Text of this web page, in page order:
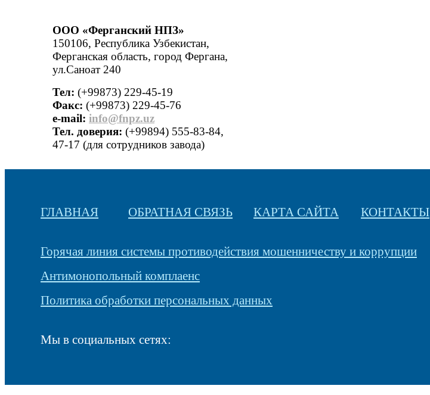
ООО «Ферганский НПЗ»
150106, Республика Узбекистан,
Ферганская область, город Фергана,
ул.Саноат 240
Тел: (+99873) 229-45-19
Факс: (+99873) 229-45-76
е-mail: info@fnpz.uz
Тел. доверия: (+99894) 555-83-84,
47-17 (для сотрудников завода)
ГЛАВНАЯ ОБРАТНАЯ СВЯЗЬ КАРТА САЙТА КОНТАКТЫ
Горячая линия системы противодействия мошенничеству и коррупции
Антимонопольный комплаенс
Политика обработки персональных данных
Мы в социальных сетях: